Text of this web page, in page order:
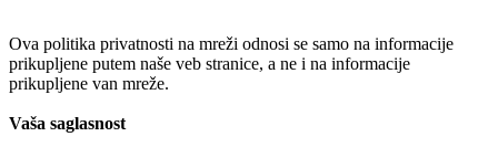
Ova politika privatnosti na mreži odnosi se samo na informacije
prikupljene putem naše veb stranice, a ne i na informacije
prikupljene van mreže.
Vaša saglasnost